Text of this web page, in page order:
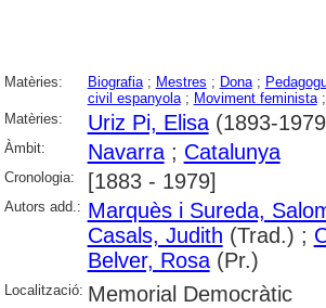
Matèries: Biografia; Mestres ; Dona;
civil espanyola; Moviment feminista
Matèries:
Uriz Pi, Elisa(1893-
Àmbit: Navarra; Catalunya
Cronologia: [1883 - 1979]
Autors add.: Marquès i Sureda,
Casals, Judith (Trad.) ;
Belver, Rosa(Pr.)
Localització: Memorial Democràtic